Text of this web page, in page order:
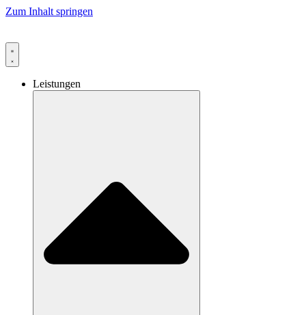
Zum Inhalt springen
Leistungen